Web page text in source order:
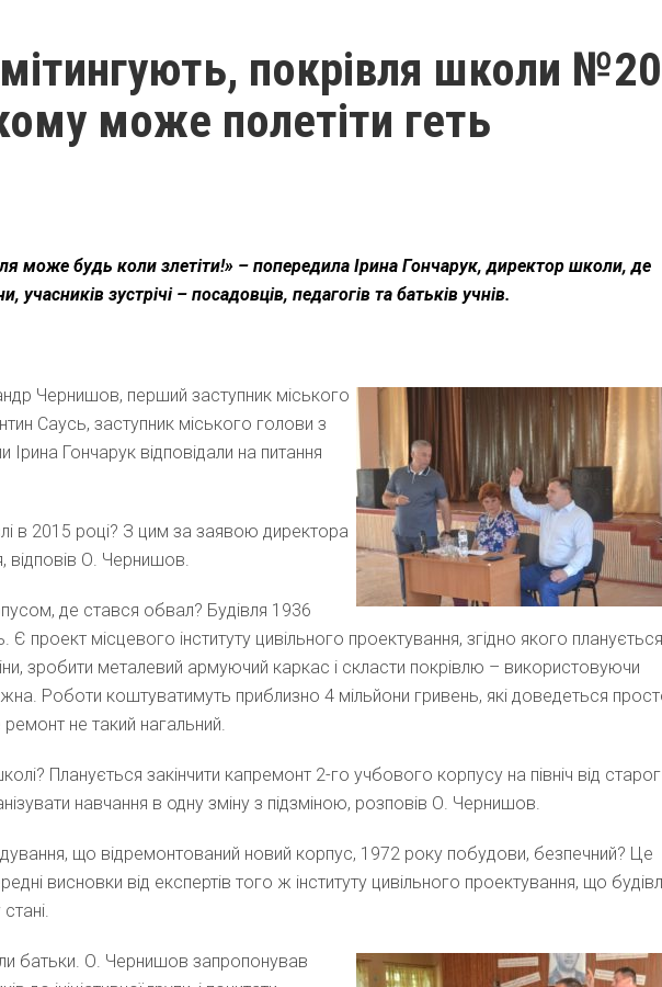
покрівля школи №20
може полетіти геть
може будь коли злетіти!» – попередила Ірина Гончарук, директор школи, де
учасників зустрічі – посадовців, педагогів та батьків учнів.
Чернишов, перший заступник міського
Саусь, заступник міського голови з
Гончарук відповідали на питання
в 2015 році? З цим за заявою директора
відповів О. Чернишов.
де стався обвал? Будівля 1936
проект місцевого інституту цивільного проектування, згідно якого планується
зробити металевий армуючий каркас і скласти покрівлю – використовуючи
Роботи коштуватимуть приблизно 4 мільйони гривень, які доведеться
не такий нагальний.
Планується закінчити капремонт 2-го учбового корпусу на північ від
навчання в одну зміну з підзміною, розповів О. Чернишов.
що відремонтований новий корпус, 1972 року побудови, безпечний? Це
висновки від експертів того ж інституту цивільного проектування, що
батьки. О. Чернишов запропонував